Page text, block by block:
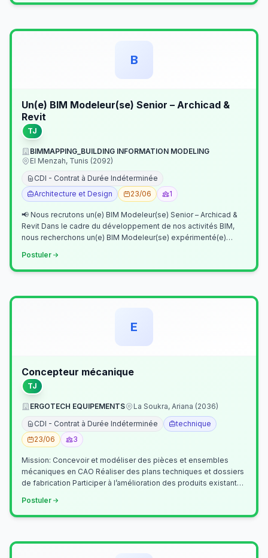
B
Un(e) BIM Modeleur(se) Senior – Archicad &
Revit
TJ
BIMMAPPING_BUILDING INFORMATION MODELING
El Menzah, Tunis (2092)
CDI - Contrat à Durée Indéterminée
Architecture et Design
23/06 1
📢 Nous recrutons un(e) BIM Modeleur(se) Senior – Archicad &
Revit Dans le cadre du développement de nos activités BIM,
nous recherchons un(e) BIM Modeleur(se) expérimenté(e)
Postuler
E
Concepteur mécanique
TJ
ERGOTECH EQUIPEMENTS
La Soukra, Ariana (2036)
CDI - Contrat à Durée Indéterminée
technique
23/06
3
Mission: Concevoir et modéliser des pièces et ensembles
mécaniques en CAO Réaliser des plans techniques et dossiers
de fabrication Participer à l’amélioration des produits existants
Postuler